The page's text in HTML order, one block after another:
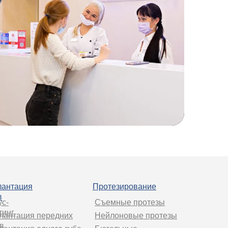
передних
Нейлоновые протезы
Протезирование
Съемные протезы